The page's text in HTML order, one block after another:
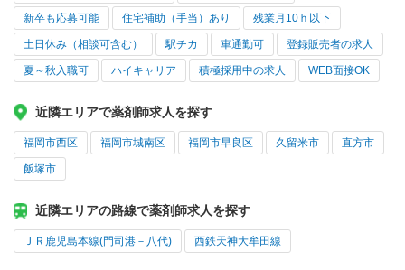
新卒も応募可能 住宅補助（手当）あり 残業月10ｈ以下
土日休み（相談可含む） 駅チカ 車通勤可 登録販売者の求人
夏～秋入職可 ハイキャリア 積極採用中の求人 WEB面接OK
近隣エリアで薬剤師求人を探す
福岡市西区 福岡市城南区 福岡市早良区 久留米市 直方市
飯塚市
近隣エリアの路線で薬剤師求人を探す
ＪＲ鹿児島本線(門司港－八代) 西鉄天神大牟田線